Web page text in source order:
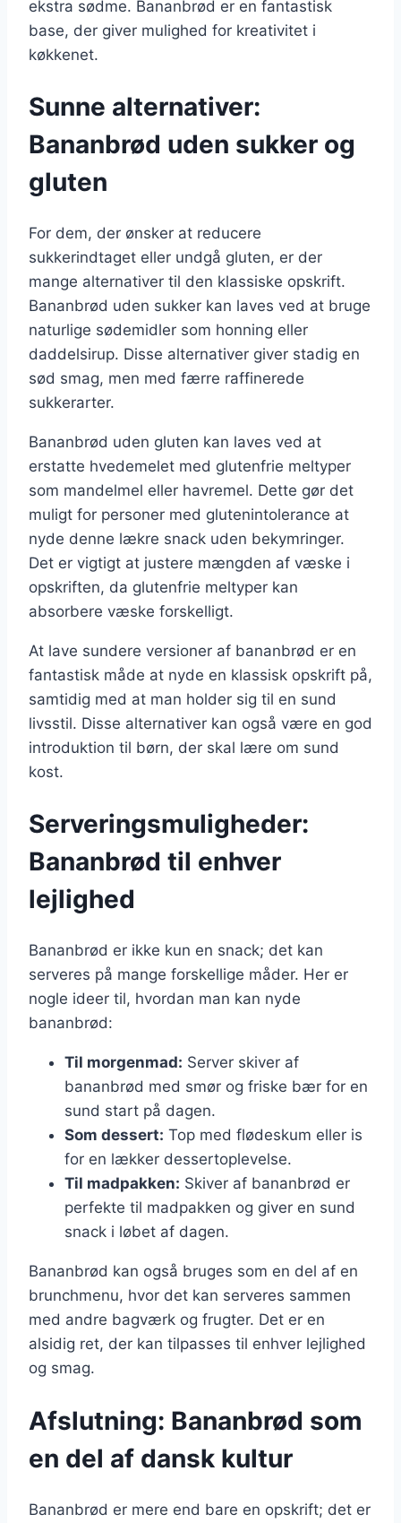
ekstra sødme. Bananbrød er en fantastisk
base, der giver mulighed for kreativitet i
køkkenet.
Sunne alternativer:
Bananbrød uden sukker og
gluten
For dem, der ønsker at reducere
sukkerindtaget eller undgå gluten, er der
mange alternativer til den klassiske opskrift.
Bananbrød uden sukker kan laves ved at bruge
naturlige sødemidler som honning eller
daddelsirup. Disse alternativer giver stadig en
sød smag, men med færre raffinerede
sukkerarter.
Bananbrød uden gluten kan laves ved at
erstatte hvedemelet med glutenfrie meltyper
som mandelmel eller havremel. Dette gør det
muligt for personer med glutenintolerance at
nyde denne lækre snack uden bekymringer.
Det er vigtigt at justere mængden af væske i
opskriften, da glutenfrie meltyper kan
absorbere væske forskelligt.
At lave sundere versioner af bananbrød er en
fantastisk måde at nyde en klassisk opskrift på,
samtidig med at man holder sig til en sund
livsstil. Disse alternativer kan også være en god
introduktion til børn, der skal lære om sund
kost.
Serveringsmuligheder:
Bananbrød til enhver
lejlighed
Bananbrød er ikke kun en snack; det kan
serveres på mange forskellige måder. Her er
nogle ideer til, hvordan man kan nyde
bananbrød:
Til morgenmad: Server skiver af
bananbrød med smør og friske bær for en
sund start på dagen.
Som dessert: Top med flødeskum eller is
for en lækker dessertoplevelse.
Til madpakken: Skiver af bananbrød er
perfekte til madpakken og giver en sund
snack i løbet af dagen.
Bananbrød kan også bruges som en del af en
brunchmenu, hvor det kan serveres sammen
med andre bagværk og frugter. Det er en
alsidig ret, der kan tilpasses til enhver lejlighed
og smag.
Afslutning: Bananbrød som
en del af dansk kultur
Bananbrød er mere end bare en opskrift; det er